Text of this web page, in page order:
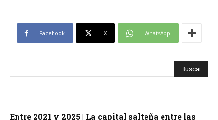
Facebook X WhatsApp
Entre 2021 y 2025 | La capital salteña entre las